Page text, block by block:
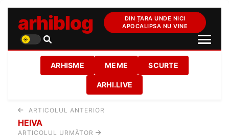
arhiblog
DIN ȚARA UNDE NICI
APOCALIPSA NU VINE
ARHISME MEME SCURTE
ARHI.LIVE
ARTICOLUL ANTERIOR
HEIVA
ARTICOLUL URMĂTOR